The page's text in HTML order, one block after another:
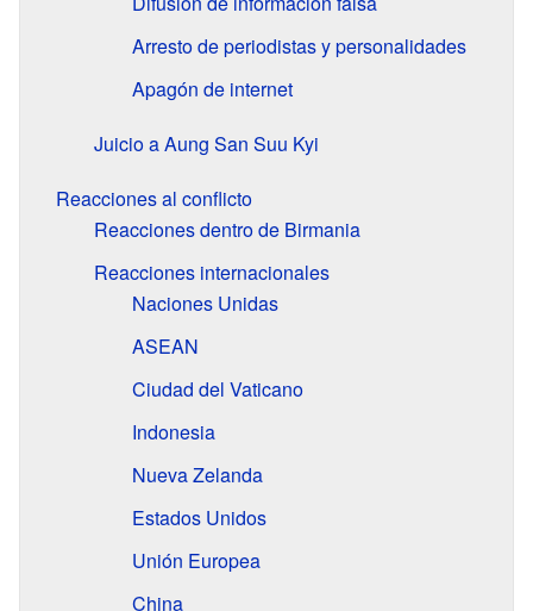
Arresto de periodistas y personalidades
Apagón de internet
Juicio a Aung San Suu Kyi
Reacciones al conflicto
Reacciones dentro de Birmania
Reacciones internacionales
Naciones Unidas
ASEAN
Ciudad del Vaticano
Indonesia
Nueva Zelanda
Estados Unidos
Unión Europea
China